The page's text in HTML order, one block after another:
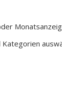
Kategorien